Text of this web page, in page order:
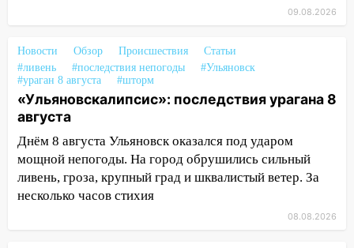
готов, ещё два — почти завершены
17:00 «Ульяновскалипсис»: последствия
урагана 8 августа
16:38
области на 9 августа
16:34 Из-за мощной непогоды в
Ульяновске отменили фестиваль «Наше
09.08.2026
Новости Обзор Происшествия
Статьи
#ливень
#последствия непогоды
#Ульяновск
#ураган 8 августа
#шторм
«Ульяновскалипсис»: последствия урагана 8
августа
Днём 8 августа Ульяновск оказался под ударом
мощной непогоды. На город обрушились сильный
ливень, гроза, крупный град и шквалистый ветер. За
несколько часов стихия
08.08.2026